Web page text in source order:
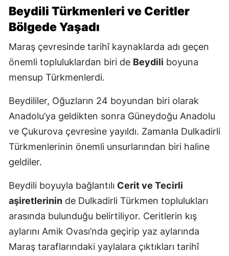
Beydili Türkmenleri ve Ceritler
Bölgede Yaşadı
Maraş çevresinde tarihî kaynaklarda adı geçen
önemli topluluklardan biri de Beydili boyuna
mensup Türkmenlerdi.
Beydililer, Oğuzların 24 boyundan biri olarak
Anadolu’ya geldikten sonra Güneydoğu Anadolu
ve Çukurova çevresine yayıldı. Zamanla Dulkadirli
Türkmenlerinin önemli unsurlarından biri haline
geldiler.
Beydili boyuyla bağlantılı Cerit ve Tecirli
aşiretlerinin de Dulkadirli Türkmen toplulukları
arasında bulunduğu belirtiliyor. Ceritlerin kış
aylarını Amik Ovası’nda geçirip yaz aylarında
Maraş taraflarındaki yaylalara çıktıkları tarihî